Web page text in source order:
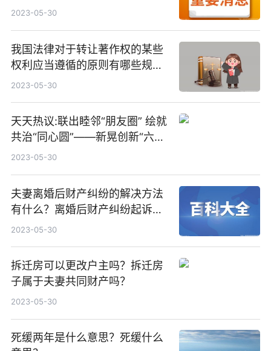
期是否可以被辞退呢？
2023-05-30
我国法律对于转让著作权的某些
权利应当遵循的原则有哪些规
定？
2023-05-30
天天热议:联出睦邻“朋友圈” 绘就
共治“同心圆”——新晃创新“六
联”合作机制，构建省际边界治理
2023-05-30
夫妻离婚后财产纠纷的解决方法
有什么？离婚后财产纠纷起诉状
怎么写？
2023-05-30
拆迁房可以更改户主吗？拆迁房
子属于夫妻共同财产吗？
2023-05-30
死缓两年是什么意思？死缓什么